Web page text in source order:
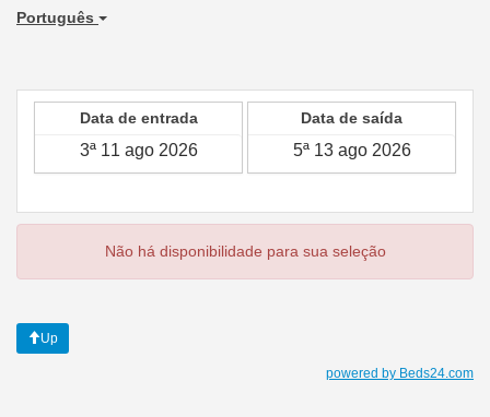
Português
Data de entrada Data de saída
Não há disponibilidade para sua seleção
Up
powered by Beds24.com